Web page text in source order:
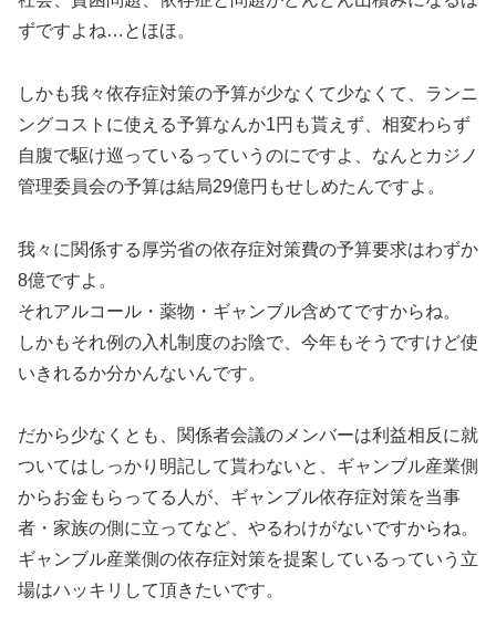
ずですよね…とほほ。
しかも我々依存症対策の予算が少なくて少なくて、ランニ
ングコストに使える予算なんか1円も貰えず、相変わらず
自腹で駆け巡っているっていうのにですよ、なんとカジノ
管理委員会の予算は結局29億円もせしめたんですよ。
我々に関係する厚労省の依存症対策費の予算要求はわずか
8億ですよ。
それアルコール・薬物・ギャンブル含めてですからね。
しかもそれ例の入札制度のお陰で、今年もそうですけど使
いきれるか分かんないんです。
だから少なくとも、関係者会議のメンバーは利益相反に就
ついてはしっかり明記して貰わないと、ギャンブル産業側
からお金もらってる人が、ギャンブル依存症対策を当事
者・家族の側に立ってなど、やるわけがないですからね。
ギャンブル産業側の依存症対策を提案しているっていう立
場はハッキリして頂きたいです。